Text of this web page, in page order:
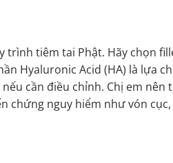
trình tiêm tai Phật. Hãy chọn
Hyaluronic Acid (HA) là lựa
cần điều chỉnh. Chị em nên
chứng nguy hiểm như vón cục,